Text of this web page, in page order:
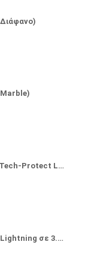
Φωτιστικό Διαβάσματος με κλιπ Tech-Protect LL100
Tech-Protect Ultraboost Braided Lightning σε 3.5mm 1m (Μαύρο)